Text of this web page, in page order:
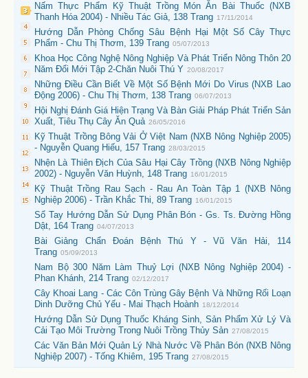
Nấm Thực Phẩm Kỹ Thuật Trồng Món Ăn Bài Thuốc (NXB
Thanh Hóa 2004) - Nhiều Tác Giả, 138 Trang 17/11/2014
Hướng Dẫn Phòng Chống Sâu Bệnh Hại Một Số Cây Thực
Phẩm - Chu Thị Thơm, 139 Trang 05/07/2013
Khoa Học Công Nghệ Nông Nghiệp Và Phát Triển Nông Thôn 20
Năm Đổi Mới Tập 2-Chăn Nuôi Thú Y 20/08/2017
Những Điều Cần Biết Về Một Số Bệnh Mới Do Virus (NXB Lao
Động 2006) - Chu Thị Thơm, 138 Trang 06/07/2013
Hội Nghị Đánh Giá Hiện Trạng Và Bàn Giải Pháp Phát Triển Sản
Xuất, Tiêu Thụ Cây Ăn Quả 26/05/2016
Kỹ Thuật Trồng Bông Vải Ở Việt Nam (NXB Nông Nghiệp 2005)
- Nguyễn Quang Hiếu, 157 Trang 28/03/2015
Nhện Là Thiên Địch Của Sâu Hại Cây Trồng (NXB Nông Nghiệp
2002) - Nguyễn Văn Huỳnh, 148 Trang 16/01/2015
Kỹ Thuật Trồng Rau Sạch - Rau An Toàn Tập 1 (NXB Nông
Nghiệp 2006) - Trần Khắc Thi, 89 Trang 16/01/2015
Sổ Tay Hướng Dẫn Sử Dụng Phân Bón - Gs. Ts. Đường Hồng
Dật, 164 Trang 04/07/2013
Bài Giảng Chẩn Đoán Bệnh Thú Y - Vũ Văn Hải, 114
Trang 05/09/2013
Nam Bộ 300 Năm Làm Thuỷ Lợi (NXB Nông Nghiệp 2004) -
Phan Khánh, 214 Trang 02/12/2017
Cây Khoai Lang - Các Côn Trùng Gây Bệnh Và Những Rối Loạn
Dinh Dưỡng Chủ Yếu - Mai Thạch Hoành 18/12/2014
Hướng Dẫn Sử Dụng Thuốc Kháng Sinh, Sản Phẩm Xử Lý Và
Cải Tạo Môi Trường Trong Nuôi Trồng Thủy Sản 27/08/2015
Các Văn Bản Mới Quản Lý Nhà Nước Về Phân Bón (NXB Nông
Nghiệp 2007) - Tống Khiêm, 195 Trang 27/08/2015